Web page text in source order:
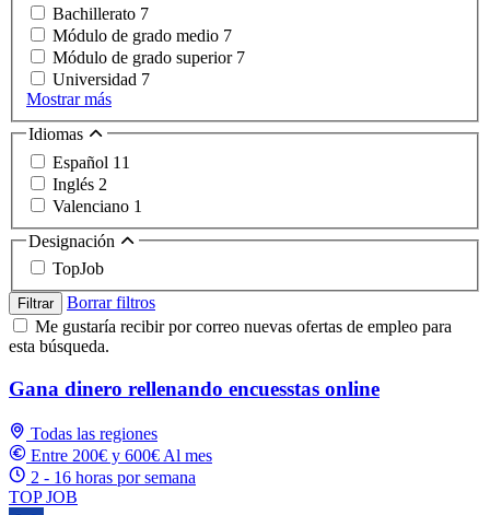
Bachillerato 7
Módulo de grado medio 7
Módulo de grado superior 7
Universidad 7
Mostrar más
Idiomas
Español 11
Inglés 2
Valenciano 1
Designación
TopJob
Filtrar
Borrar filtros
Me gustaría recibir por correo nuevas ofertas de empleo para
esta búsqueda.
Gana dinero rellenando encuesstas online
Todas las regiones
Entre 200€ y 600€ Al mes
2 - 16 horas por semana
TOP JOB